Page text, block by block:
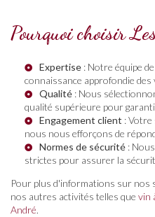
Pourquoi choisir
Expertise : Notre équipe
connaissance approfondie
Qualité : Nous
qualité supérieure pour
Engagement client :
nous nous efforçons de
Normes de sécurité :
strictes pour assurer la
Pour plus d'informations sur nos
nos autres activités telles que vin
André.